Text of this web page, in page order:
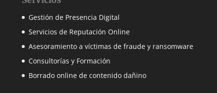
Gestión de Presencia Digital
Servicios de Reputación Online
Asesoramiento a víctimas de fraude y ransomware
Consultorías y Formación
Borrado online de contenido dañino